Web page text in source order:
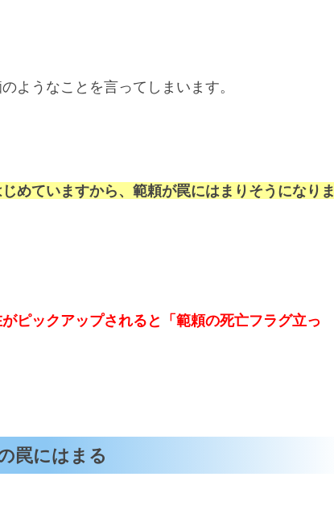
ようなことを言ってしまいます。
めていますから、範頼が罠にはまりそうになりま
ピックアップされると「範頼の死亡フラグ立っ
罠にはまる